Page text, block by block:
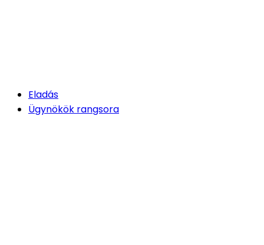
Eladás
Ügynökök rangsora